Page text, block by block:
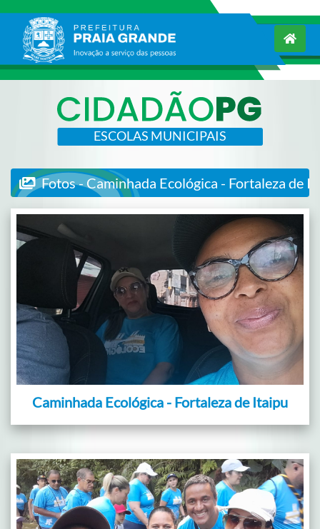
ESCOLAS MUNICIPAIS
Fotos - Caminhada Ecológica - Fortaleza de
Caminhada Ecológica - Fortaleza de Itaipu